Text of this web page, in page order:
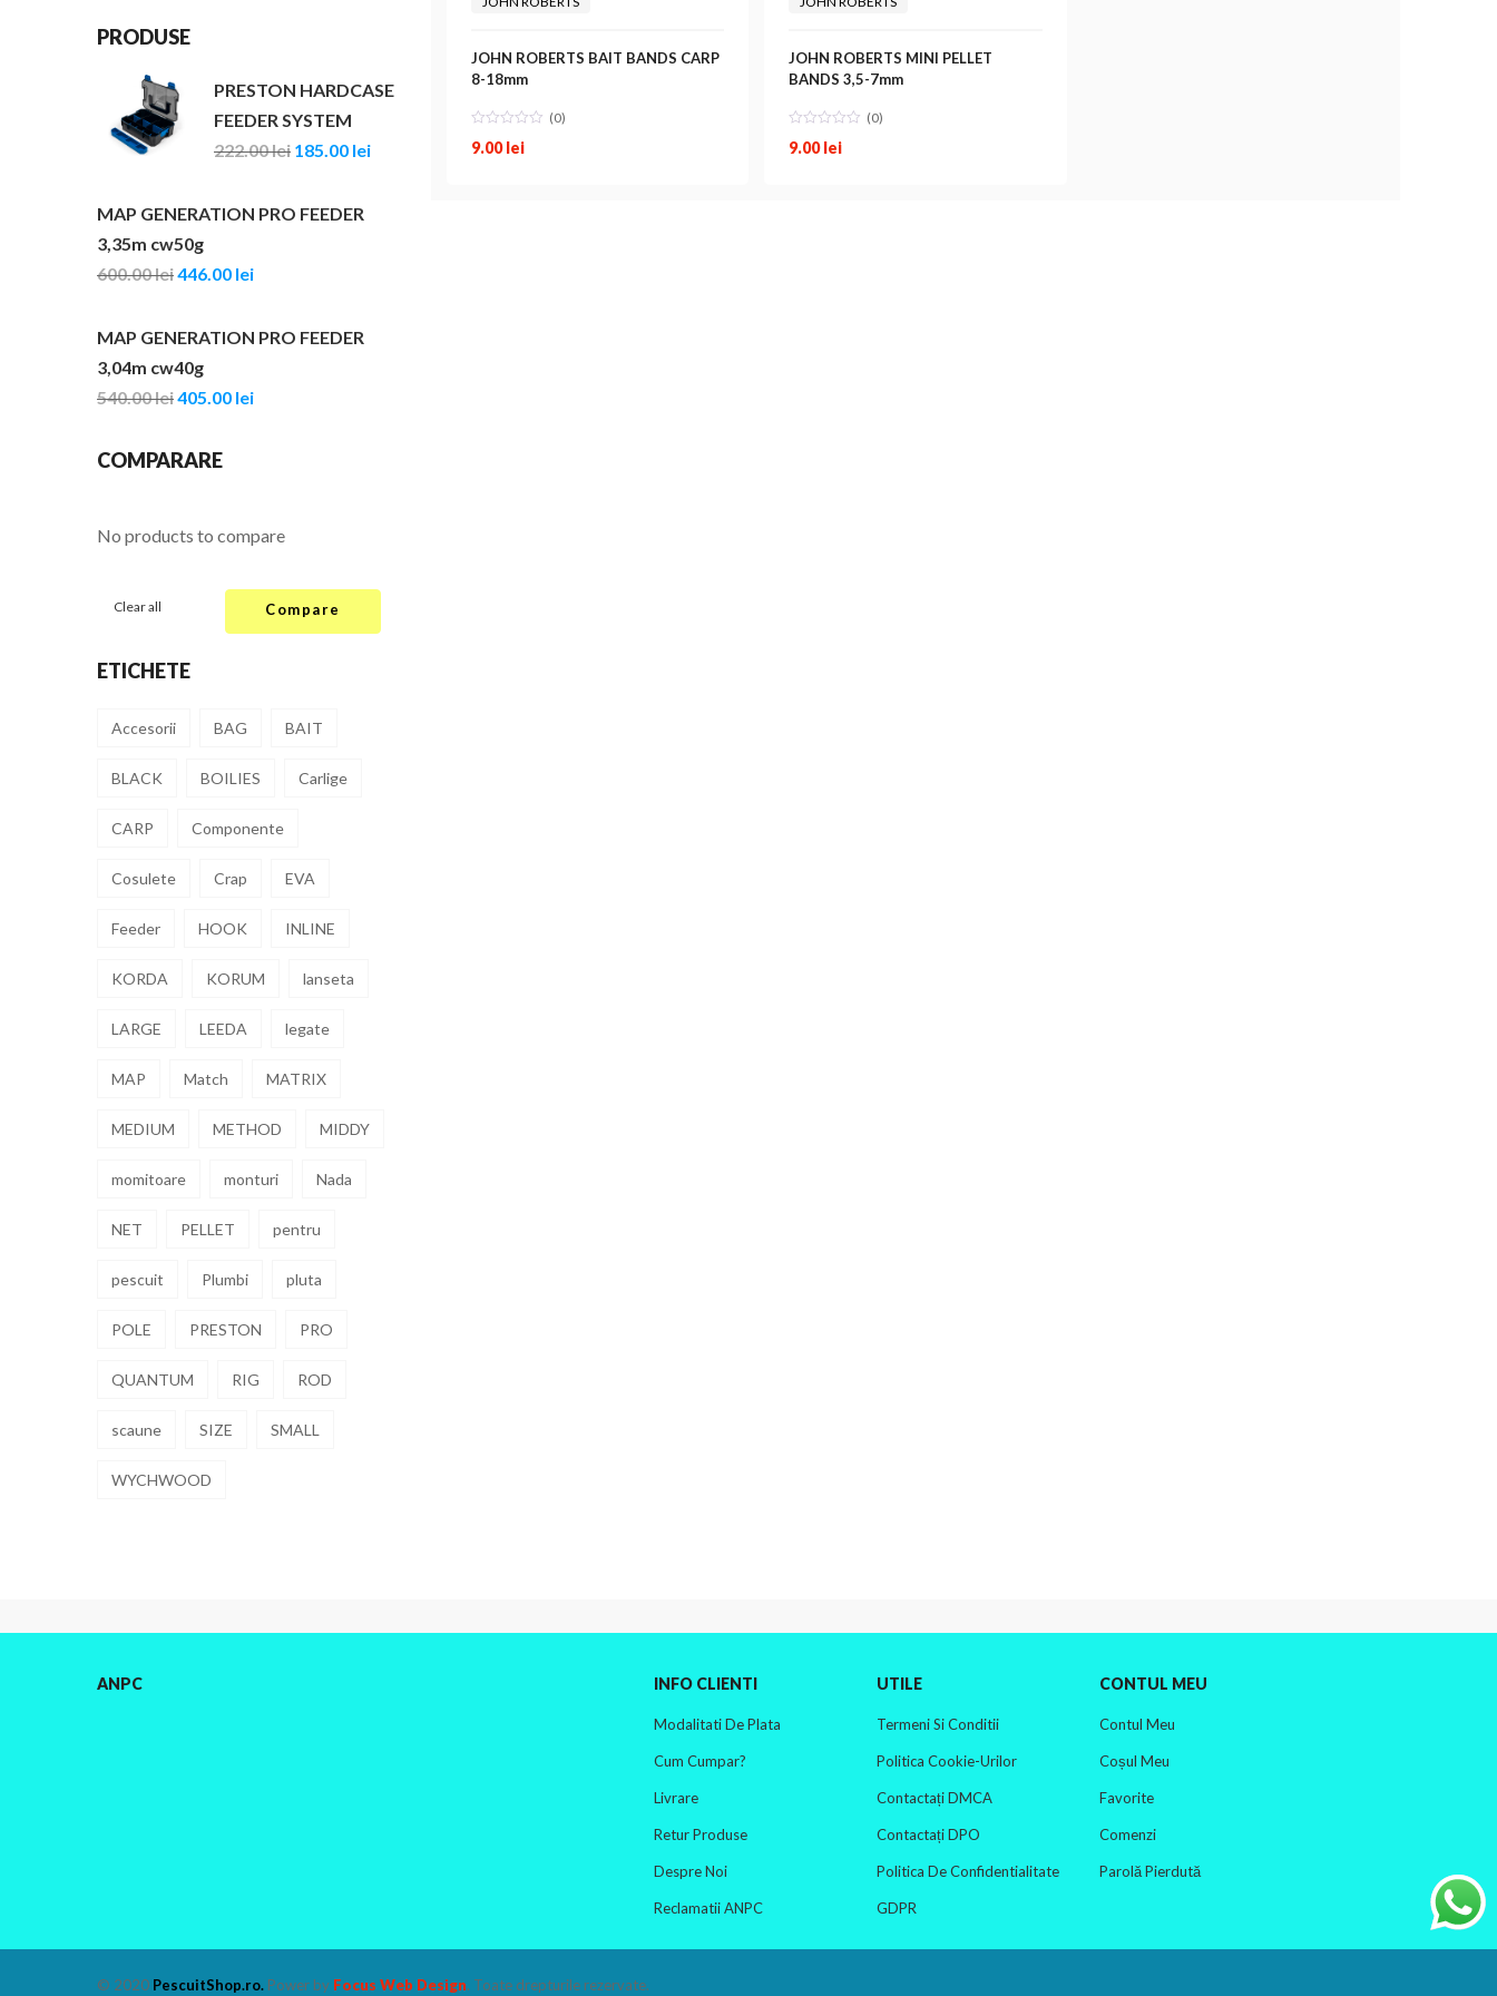
JOHN ROBERTS BAIT BANDS CARP
8-18mm
(0)
9.00lei
JOHN ROBERTS MINI PELLET
BANDS 3,5-7mm
(0)
9.00lei
PRODUSE
PRESTON HARDCASE
FEEDER SYSTEM
222.00lei 185.00 lei
MAP GENERATION PRO FEEDER
3,35m cw50g
600.00lei446.00 lei
MAP GENERATION PRO FEEDER
3,04m cw40g
540.00lei405.00 lei
COMPARARE
No products to compare
Clear all Compare
ETICHETE
Accesorii BAG BAIT
BLACK BOILIES Carlige
CARP Componente
Cosulete Crap EVA
Feeder HOOK INLINE
KORDA KORUM lanseta
LARGE LEEDA legate
MAP Match MATRIX
MEDIUM METHOD MIDDY
momitoare monturi Nada
NET PELLET pentru
pescuit Plumbi pluta
POLE PRESTON PRO
QUANTUM RIG ROD
scaune SIZE SMALL
WYCHWOOD
ANPC INFO CLIENTI
Modalitati De Plata
Cum Cumpar?
Livrare
Retur Produse
Despre Noi
Reclamatii ANPC
UTILE
Termeni Si Conditii
Politica Cookie-Urilor
Contactați DMCA
Contactați DPO
Politica De Confidentialitate
GDPR
CONTUL MEU
Contul Meu
Coșul Meu
Favorite
Comenzi
Parolă Pierdută
© 2020 PescuitShop.ro. Power by Focus Web Design. Toate drepturile rezervate.